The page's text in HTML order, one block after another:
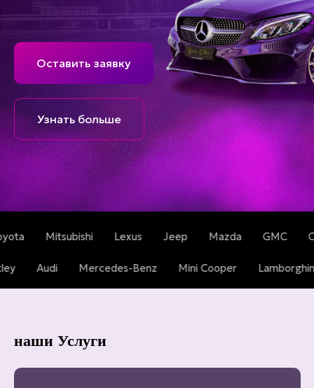
Оставить заявку
Узнать больше
Lexus Jeep Mazda GMC Cadillac
Bentley Audi Mercedes-Benz Mini Cooper
наши Услуги